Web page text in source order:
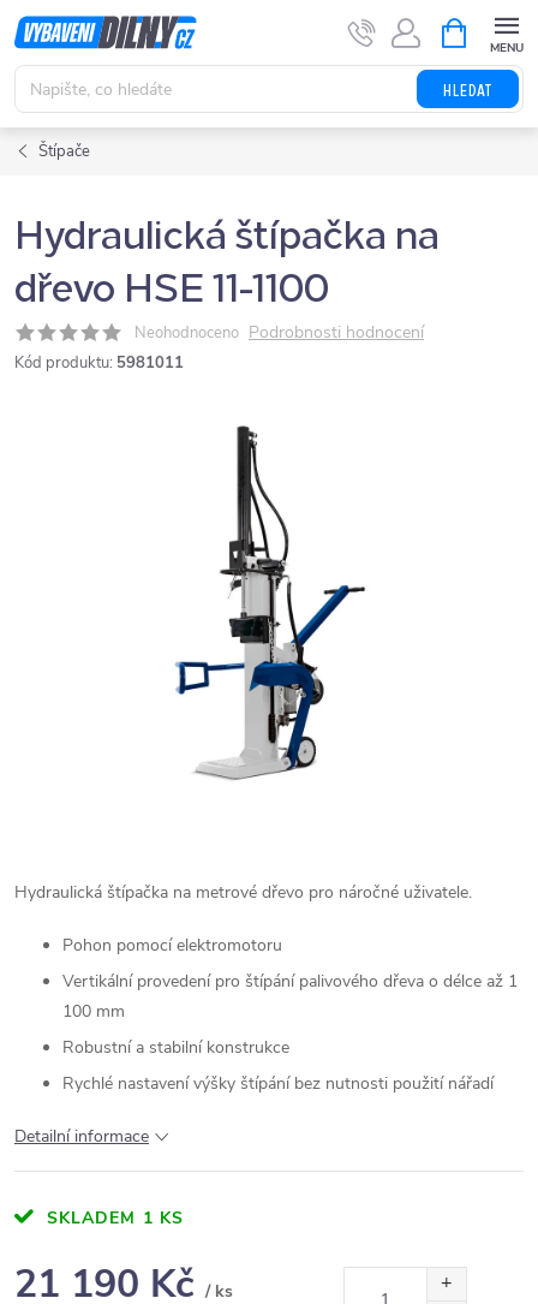
Přejít
na
obsah
HLEDAT
NÁKUPNÍ
KOŠÍK
Štípače
Hydraulická štípačka na
dřevo HSE 11-1100
Neohodnoceno Podrobnosti hodnocení
Kód produktu: 5981011
Hydraulická štípačka na metrové dřevo pro náročné uživatele.
Pohon pomocí elektromotoru
Vertikální provedení pro štípání palivového dřeva o délce až 1
100 mm
Robustní a stabilní konstrukce
Rychlé nastavení výšky štípání bez nutnosti použití nářadí
Detailní informace
SKLADEM 1 KS
21 190 Kč / ks